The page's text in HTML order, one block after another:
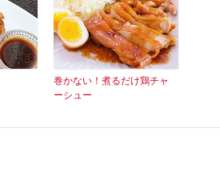
巻かない！煮るだけ鶏チャ
ーシュー